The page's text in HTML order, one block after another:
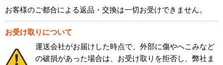
お客様のご都合による返品・交換は一切お受けできません。
お受け取りについて
運送会社がお届けした時点で、外部に傷やへこみなど
の破損があった場合は、お受け取りを拒否し、弊社ま